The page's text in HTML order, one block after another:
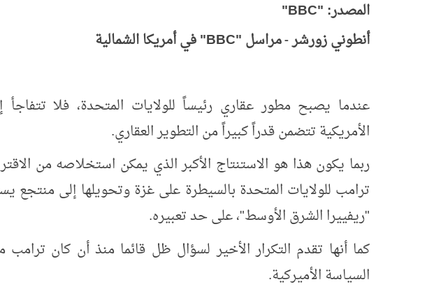
المصدر: "BBC
"
أنطوني زورشر - مراسل "BBC" في أمريكا الشمالية
عندما يصبح مطور عقاري رئيساً للولايات المتحدة، فلا تتفاجأ
الأمريكية تتضمن قدراً كبيراً من التطوير العقاري.
ربما يكون هذا هو الاستنتاج الأكبر الذي يمكن استخلاصه من
ترامب للولايات المتحدة بالسيطرة على غزة وتحويلها إلى منتجع
"ريفييرا الشرق الأوسط"، على حد تعبيره.
كما أنها تقدم التكرار الأخير لسؤال ظل قائما منذ أن كان
السياسة الأميركية.